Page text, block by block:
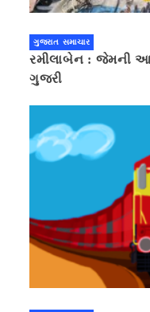
ગુજરાત સમાચાર
રમીલાબેન : જેમની
ગુજરી